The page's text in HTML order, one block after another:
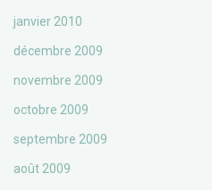
janvier 2010
décembre 2009
novembre 2009
octobre 2009
septembre 2009
août 2009